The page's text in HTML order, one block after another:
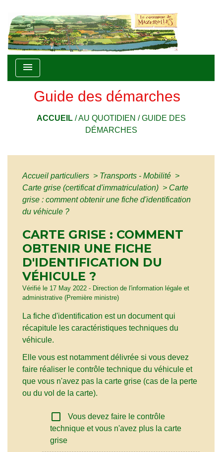
menu
Guide des démarches
ACCUEIL/AU QUOTIDIEN /GUIDE DES
DÉMARCHES
Accueil particuliers > Transports - Mobilité >
Carte grise (certificat d'immatriculation) > Carte
grise : comment obtenir une fiche d'identification
du véhicule ?
CARTE GRISE : COMMENT
OBTENIR UNE FICHE
D'IDENTIFICATION DU
VÉHICULE ?
Vérifié le 17 May 2022 - Direction de l'information légale et
administrative (Première ministre)
La fiche d'identification est un document qui
récapitule les caractéristiques techniques du
véhicule.
Elle vous est notamment délivrée si vous devez
faire réaliser le contrôle technique du véhicule et
que vous n'avez pas la carte grise (cas de la perte
ou du vol de la carte).
check_box_outline_blank
Vous devez faire le contrôle
technique et vous n'avez plus la carte
grise